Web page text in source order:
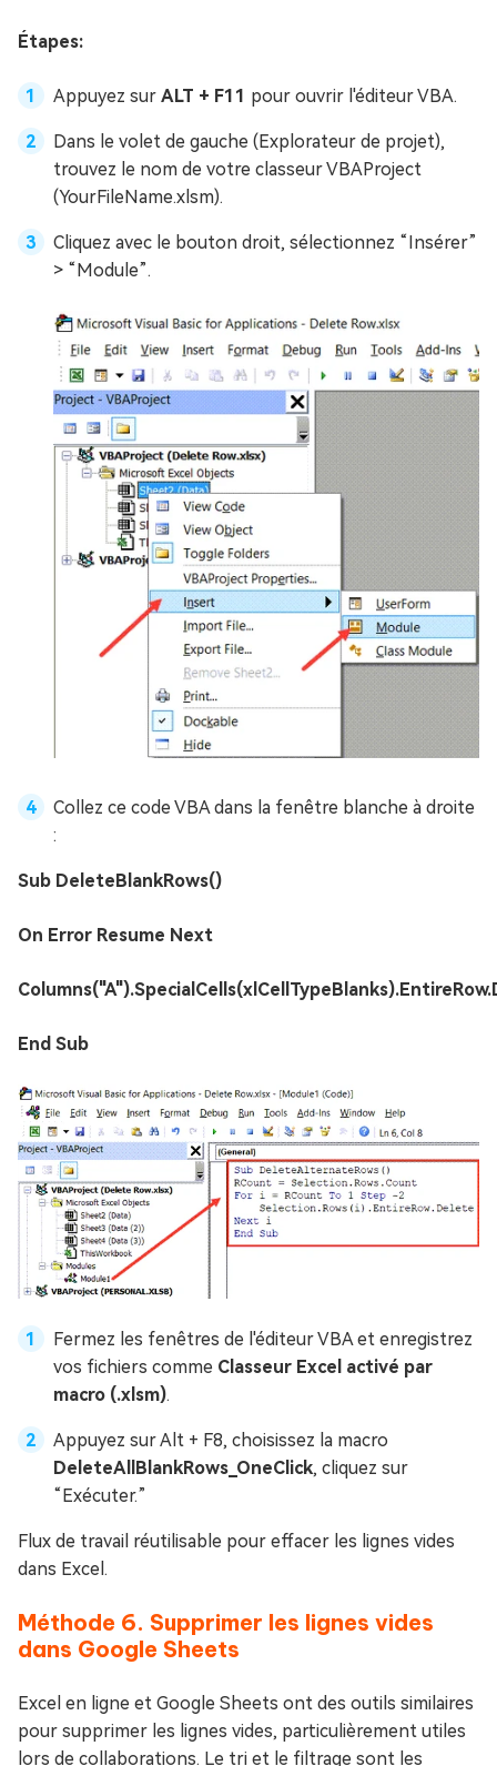
Étapes:
Appuyez sur ALT + F11 pour ouvrir l'éditeur VBA.
Dans le volet de gauche (Explorateur de projet),
trouvez le nom de votre classeur VBAProject
(YourFileName.xlsm).
Cliquez avec le bouton droit, sélectionnez “Insérer”
> “Module”.
Collez ce code VBA dans la fenêtre blanche à droite
:
Sub DeleteBlankRows()
On Error Resume Next
End Sub
Fermez les fenêtres de l'éditeur VBA et enregistrez
vos fichiers comme Classeur Excel activé par
macro (.xlsm).
Appuyez sur Alt + F8, choisissez la macro
DeleteAllBlankRows_OneClick, cliquez sur
“Exécuter.”
Flux de travail réutilisable pour effacer les lignes vides
dans Excel.
Méthode 6. Supprimer les lignes vides
dans Google Sheets
Excel en ligne et Google Sheets ont des outils similaires
pour supprimer les lignes vides, particulièrement utiles
lors de collaborations. Le tri et le filtrage sont les